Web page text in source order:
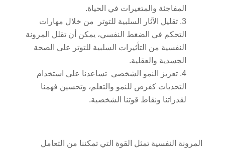
المفاجئة والمتغيرات في الحياة.
تقليل الآثار السلبية للتوتر من خلال مهارات
التحكم في الضغط النفسي، يمكن أن تقلل المرونة
النفسية من التأثيرات السلبية للتوتر على الصحة
الجسدية والعقلية.
تعزيز النمو الشخصي تساعدنا على استخدام
التحديات كفرص للنمو والتعلم، وتحسين فهمنا
لقدراتنا ونقاط قوتنا الشخصية.
المرونة النفسية تمثل القوة التي تمكننا من التعامل